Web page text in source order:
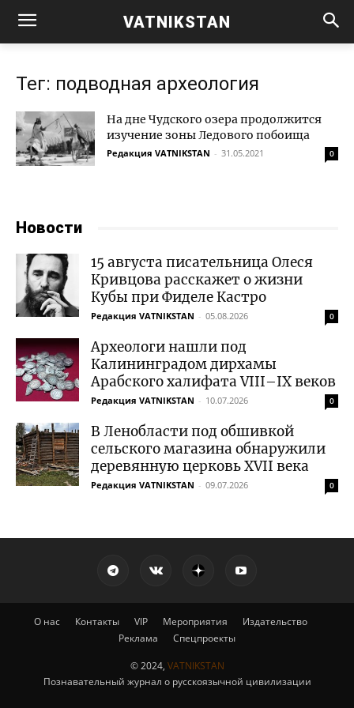
VATNIKSTAN
Тег: подводная археология
На дне Чудского озера продолжится
изучение зоны Ледового побоища
Редакция VATNIKSTAN - 31.05.2021 0
Новости
15 августа писательница Олеся
Кривцова расскажет о жизни
Кубы при Фиделе Кастро
Редакция VATNIKSTAN - 05.08.2026 0
Археологи нашли под
Калининградом дирхамы
Арабского халифата VIII–IX веков
Редакция VATNIKSTAN - 10.07.2026 0
В Ленобласти под обшивкой
сельского магазина обнаружили
деревянную церковь XVII века
Редакция VATNIKSTAN - 09.07.2026 0
О нас Контакты VIP Мероприятия
Издательство
Реклама
Спецпроекты
© 2024, VATNIKSTAN
Познавательный журнал о русскоязычной цивилизации